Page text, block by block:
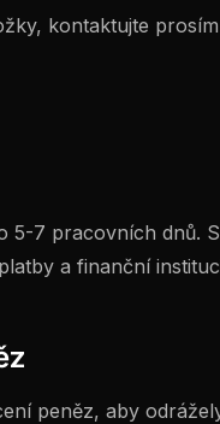
kontaktujte
7 pracovních dnů.
a finanční
peněz, aby